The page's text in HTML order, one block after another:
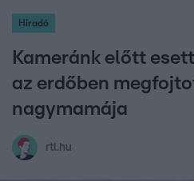
Híradó
Kameránk előtt
az erdőben
nagymamája
rtl.hu